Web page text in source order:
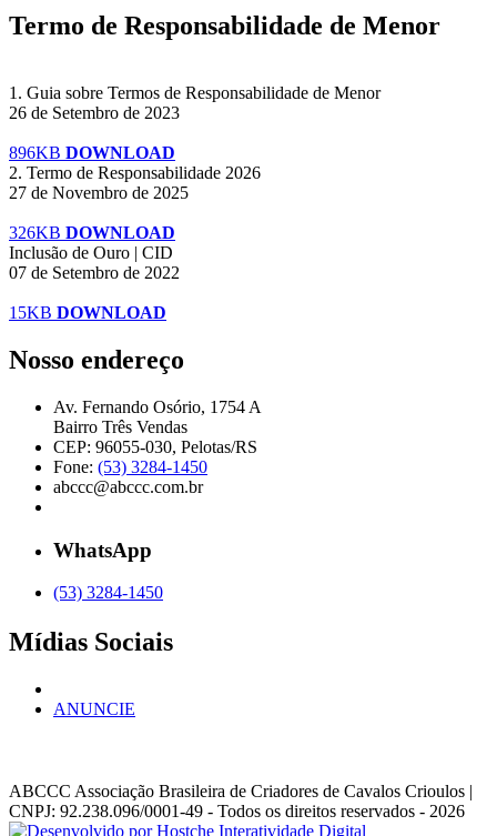
Termo de Responsabilidade de Menor
1. Guia sobre Termos de Responsabilidade de Menor
26 de Setembro de 2023
896KB DOWNLOAD
2. Termo de Responsabilidade 2026
27 de Novembro de 2025
326KB DOWNLOAD
Inclusão de Ouro | CID
07 de Setembro de 2022
15KB DOWNLOAD
Nosso endereço
Av. Fernando Osório, 1754 A
Bairro Três Vendas
CEP: 96055-030, Pelotas/RS
Fone: (53) 3284-1450
abccc@abccc.com.br
WhatsApp
(53) 3284-1450
Mídias Sociais
ANUNCIE
ABCCC Associação Brasileira de Criadores de Cavalos Crioulos |
CNPJ: 92.238.096/0001-49 - Todos os direitos reservados - 2026